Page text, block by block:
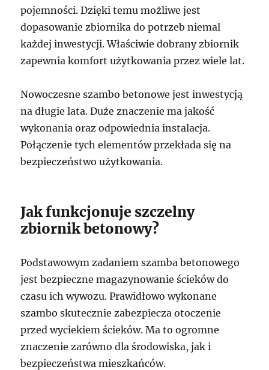
pojemności. Dzięki temu możliwe jest
dopasowanie zbiornika do potrzeb niemal
każdej inwestycji. Właściwie dobrany zbiornik
zapewnia komfort użytkowania przez wiele lat.
Nowoczesne szambo betonowe jest inwestycją
na długie lata. Duże znaczenie ma jakość
wykonania oraz odpowiednia instalacja.
Połączenie tych elementów przekłada się na
bezpieczeństwo użytkowania.
Jak funkcjonuje szczelny
zbiornik betonowy?
Podstawowym zadaniem szamba betonowego
jest bezpieczne magazynowanie ścieków do
czasu ich wywozu. Prawidłowo wykonane
szambo skutecznie zabezpiecza otoczenie
przed wyciekiem ścieków. Ma to ogromne
znaczenie zarówno dla środowiska, jak i
bezpieczeństwa mieszkańców.